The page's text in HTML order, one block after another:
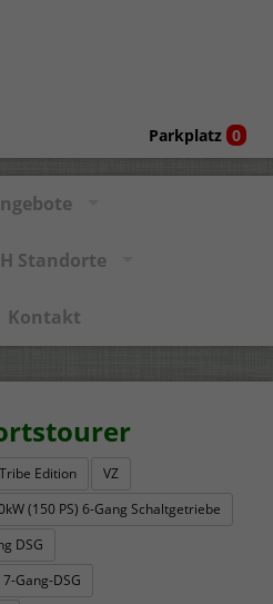
Parkplatz 0
Standorte
Kontakt
Tribe Edition
VZ
(150 PS) 6-Gang Schaltgetriebe
DSG
Gang-DSG